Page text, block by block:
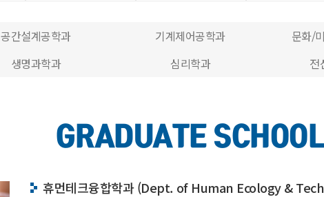
공간설계공학과 기계제어공학과 문화/
생명과학과 심리학과 전
GRADUATE
휴먼테크융합학과(Dept. of Human Ecology &